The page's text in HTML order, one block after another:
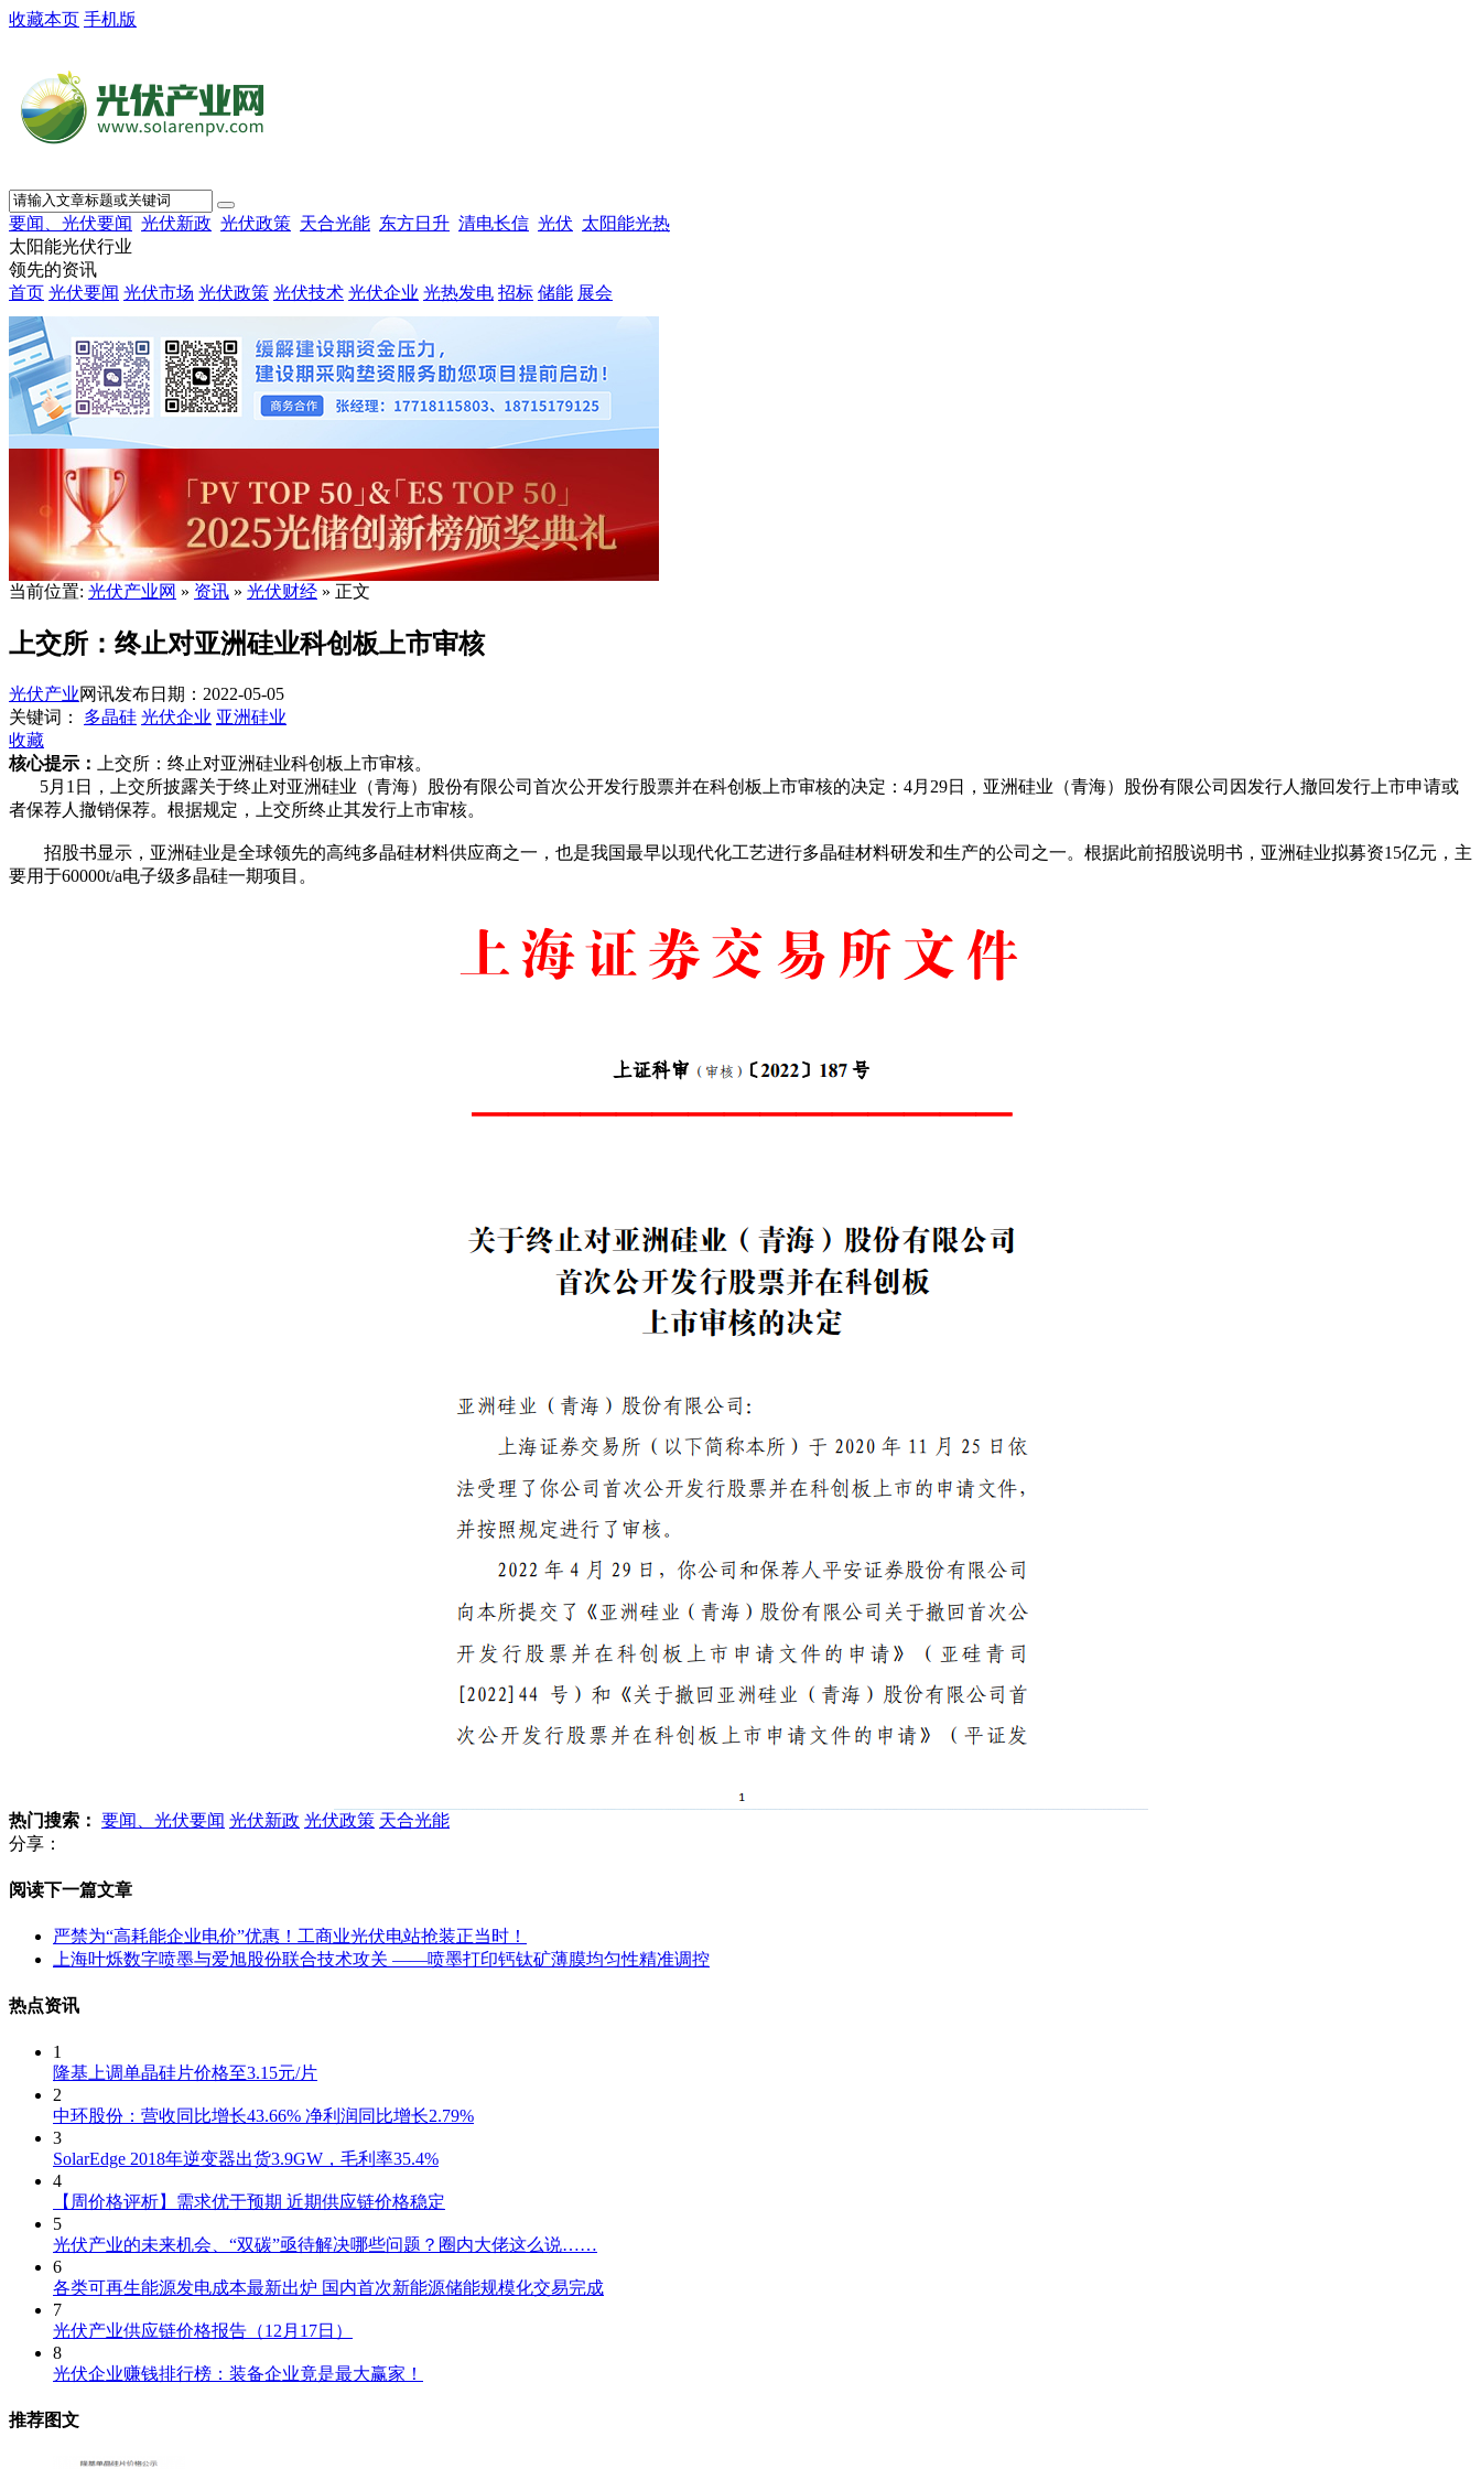
收藏本页 手机版
要闻、光伏要闻 光伏新政 光伏政策 天合光能 东方日升 清电长信 光伏 太阳能光热
太阳能光伏行业
领先的资讯
首页 光伏要闻 光伏市场 光伏政策 光伏技术 光伏企业 光热发电 招标 储能 展会
当前位置: 光伏产业网 » 资讯 » 光伏财经 » 正文
上交所：终止对亚洲硅业科创板上市审核
光伏产业网讯发布日期：2022-05-05
关键词： 多晶硅 光伏企业 亚洲硅业
收藏
核心提示：
上交所：终止对亚洲硅业科创板上市审核。
5月1日，上交所披露关于终止对亚洲硅业（青海）股份有限公司首次公开发行股票并在科创板上市审核的决定：4月29日，亚洲硅业（青海）股份有限公司因发行人撤回发行上市申请或
者保荐人撤销保荐。根据规定，上交所终止其发行上市审核。
招股书显示，亚洲硅业是全球领先的高纯多晶硅材料供应商之一，也是我国最早以现代化工艺进行多晶硅材料研发和生产的公司之一。根据此前招股说明书，亚洲硅业拟募资15亿元，主
要用于60000t/a电子级多晶硅一期项目。
热门搜索： 要闻、光伏要闻 光伏新政 光伏政策 天合光能
分享：
阅读下一篇文章
严禁为“高耗能企业电价”优惠！工商业光伏电站抢装正当时！
上海叶烁数字喷墨与爱旭股份联合技术攻关 ——喷墨打印钙钛矿薄膜均匀性精准调控
热点资讯
1
隆基上调单晶硅片价格至3.15元/片
2
中环股份：营收同比增长43.66% 净利润同比增长2.79%
3
SolarEdge 2018年逆变器出货3.9GW，毛利率35.4%
4
【周价格评析】需求优于预期 近期供应链价格稳定
5
光伏产业的未来机会、“双碳”亟待解决哪些问题？圈内大佬这么说……
6
各类可再生能源发电成本最新出炉 国内首次新能源储能规模化交易完成
7
光伏产业供应链价格报告（12月17日）
8
光伏企业赚钱排行榜：装备企业竟是最大赢家！
推荐图文